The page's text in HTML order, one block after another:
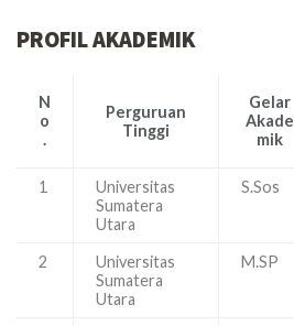
PROFIL AKADEMIK
N
o
.
Perguruan
Tinggi
Gelar
Akade
mik
1
Universitas
Sumatera
Utara
S.Sos
2
Universitas
Sumatera
Utara
M.SP